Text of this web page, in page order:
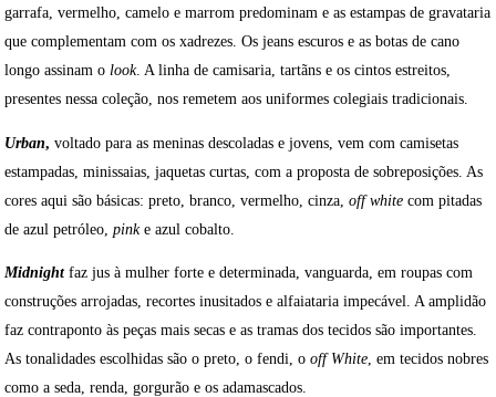
garrafa, vermelho, camelo e marrom predominam e as estampas de gravataria
que complementam com os xadrezes. Os jeans escuros e as botas de cano
longo assinam olook. A linha de camisaria, tartãns e os cintos estreitos,
presentes nessa coleção, nos remetem aos uniformes colegiais tradicionais.
Urban, voltado para as meninas descoladas e jovens, vem com camisetas
estampadas, minissaias, jaquetas curtas, com a proposta de sobreposições. As
cores aqui são básicas: preto, branco, vermelho, cinza,off white com pitadas
de azul petróleo,pinke azul cobalto.
Midnight faz jus à mulher forte e determinada, vanguarda, em roupas com
construções arrojadas, recortes inusitados e alfaiataria impecável. A amplidão
faz contraponto às peças mais secas e as tramas dos tecidos são importantes.
As tonalidades escolhidas são o preto, o fendi, ooff White , em tecidos nobres
como a seda, renda, gorgurão e os adamascados.